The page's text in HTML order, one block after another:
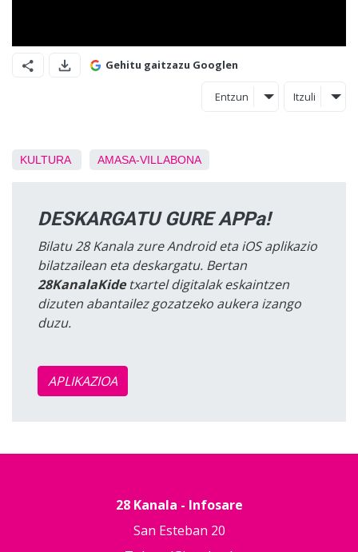
Gehitu gaitzazu Googlen
Entzun Itzuli
KULTURA AMASA-VILLABONA
DESKARGATU GURE APPa!
Bilatu 28 Kanala zure Android eta iOS aplikazio
bilatzailean eta deskargatu. Bertan
28KanalaKidetxartel digitalak eskaintzen
dizuten abantailez gozatzeko aukera izango
duzu.
APLIKAZIOA
28 Kanala - Infosare
San Esteban 20